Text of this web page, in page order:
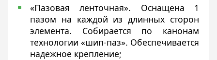
«Пазовая ленточная». Оснащена 1
пазом на каждой из длинных сторон
элемента. Собирается по канонам
технологии «шип-паз». Обеспечивается
надежное крепление;